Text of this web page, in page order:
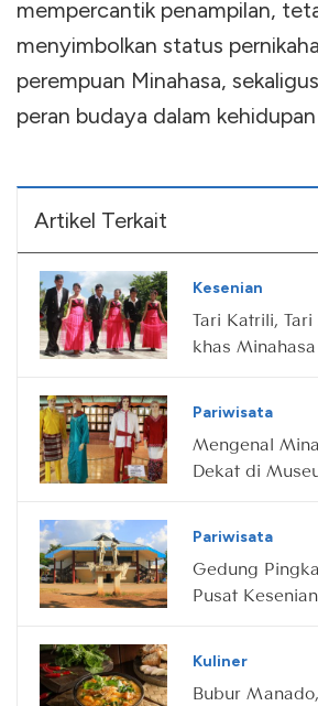
mempercantik penampilan,
menyimbolkan status
perempuan Minahasa,
peran budaya dalam
Artikel Terkait
Kesenian
Tari Katrili,
khas Minahasa
Pariwisata
Mengenal
Dekat di
Pariwisata
Gedung
Pusat
Kuliner
Bubur